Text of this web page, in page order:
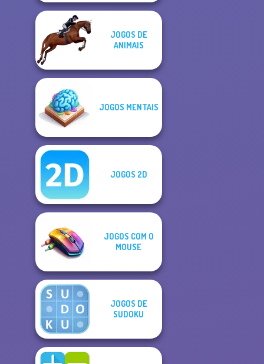
JOGOS DE
ANIMAIS
JOGOS MENTAIS
JOGOS 2D
JOGOS COM O
MOUSE
JOGOS DE
SUDOKU